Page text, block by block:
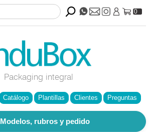
Packaging integral
0
Catálogo Plantillas Clientes Preguntas
Modelos, rubros y pedido